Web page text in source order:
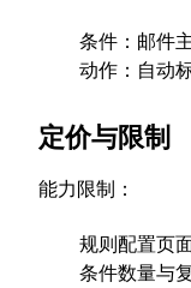
条件：邮件
动作：自动
定价与限制
能力限制：
规则配置页
条件数量与